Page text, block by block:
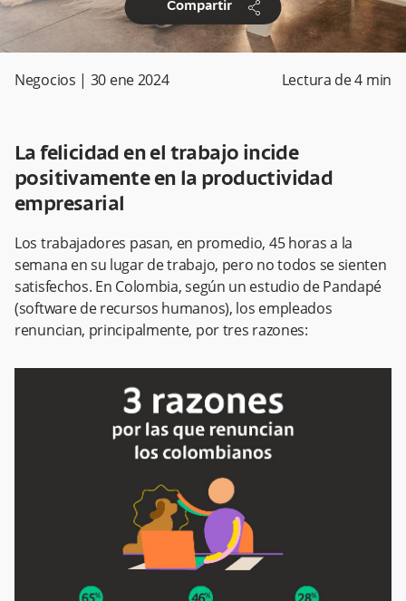
Compartir share
Negocios | 30 ene 2024 Lectura de4 min
La felicidad en el trabajo incide
positivamente en la productividad
empresarial
Los trabajadores pasan, en promedio, 45 horas a la
semana en su lugar de trabajo, pero no todos se sienten
satisfechos. En Colombia, según un estudio de Pandapé
(software de recursos humanos), los empleados
renuncian, principalmente, por tres razones: